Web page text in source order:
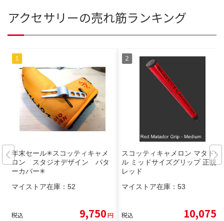
アクセサリーの売れ筋ランキング
年末セール✳スコッティキャメ
ロン スタジオデザイン パタ
ーカバー✳
マイストア在庫： 52
税込 9,750円
スコッティキャメロン マタドー
ル ミッドサイズグリップ 正規品
レッド
マイストア在庫： 53
税込 10,075